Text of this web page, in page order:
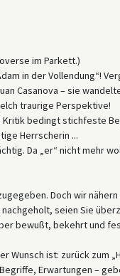
setzten die
Die
Unterschiede
des
Gegensatz zur
bestimmt hatte.
die diesen
auch die eindeutige
aus der oberen
waren. Es ging
Ziel dieses
über das
von Käthe Kollwitz).
kurz nach Erscheinen
weitere Bücher,
im Parkett.)
in der Vollendung“!
Casanova – sie
traurige Perspektive!
bedingt stichfeste
Herrscherin ...
Da „er“ nicht mehr
Doch wir
seien Sie
bewußt, bekehrt und
Wunsch ist: zurück zum
Erwartungen –